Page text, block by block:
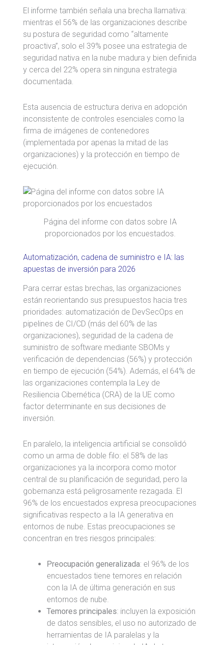
El informe también señala una brecha llamativa:
mientras el 56% de las organizaciones describe
su postura de seguridad como “altamente
proactiva”, solo el 39% posee una estrategia de
seguridad nativa en la nube madura y bien definida
y cerca del 22% opera sin ninguna estrategia
documentada.
Esta ausencia de estructura deriva en adopción
inconsistente de controles esenciales como la
firma de imágenes de contenedores
(implementada por apenas la mitad de las
organizaciones) y la protección en tiempo de
ejecución.
Página del informe con datos sobre IA
proporcionados por los encuestados.
Automatización, cadena de suministro e IA: las
apuestas de inversión para 2026
Para cerrar estas brechas, las organizaciones
están reorientando sus presupuestos hacia tres
prioridades: automatización de DevSecOps en
pipelines de CI/CD (más del 60% de las
organizaciones), seguridad de la cadena de
suministro de software mediante SBOMs y
verificación de dependencias (56%) y protección
en tiempo de ejecución (54%). Además, el 64% de
las organizaciones contempla la Ley de
Resiliencia Cibernética (CRA) de la UE como
factor determinante en sus decisiones de
inversión.
En paralelo, la inteligencia artificial se consolidó
como un arma de doble filo: el 58% de las
organizaciones ya la incorpora como motor
central de su planificación de seguridad, pero la
gobernanza está peligrosamente rezagada. El
96% de los encuestados expresa preocupaciones
significativas respecto a la IA generativa en
entornos de nube. Estas preocupaciones se
concentran en tres riesgos principales:
Preocupación generalizada: el 96% de los
encuestados tiene temores en relación
con la IA de última generación en sus
entornos de nube.
Temores principales: incluyen la exposición
de datos sensibles, el uso no autorizado de
herramientas de IA paralelas y la